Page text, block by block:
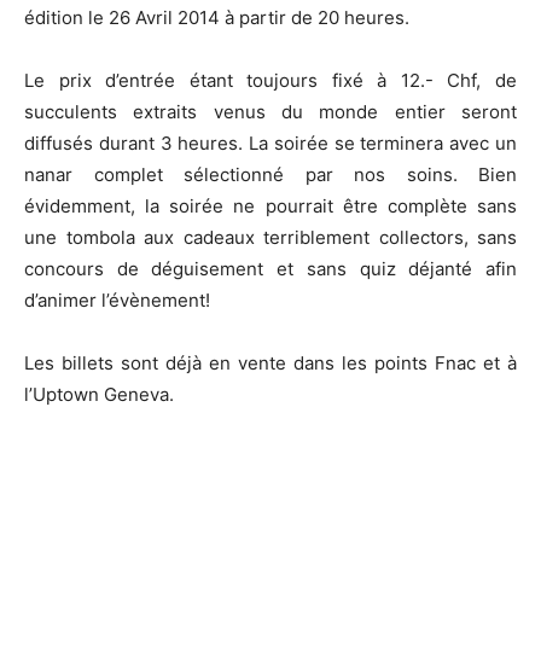
édition le 26 Avril 2014 à partir de 20 heures.
Le prix d’entrée étant toujours fixé à 12.- Chf, de
succulents extraits venus du monde entier seront
diffusés durant 3 heures. La soirée se terminera avec un
nanar complet sélectionné par nos soins. Bien
évidemment, la soirée ne pourrait être complète sans
une tombola aux cadeaux terriblement collectors, sans
concours de déguisement et sans quiz déjanté afin
d’animer l’évènement!
Les billets sont déjà en vente dans les points Fnac et à
l’Uptown Geneva.